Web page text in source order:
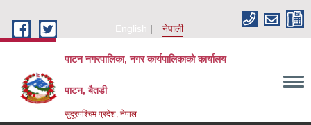
English
नेपाली
पाटन नगरपालिका, नगर कार्यपालिकाको कार्यालय
पाटन, बैतडी
सुदूरपश्चिम प्रदेश, नेपाल